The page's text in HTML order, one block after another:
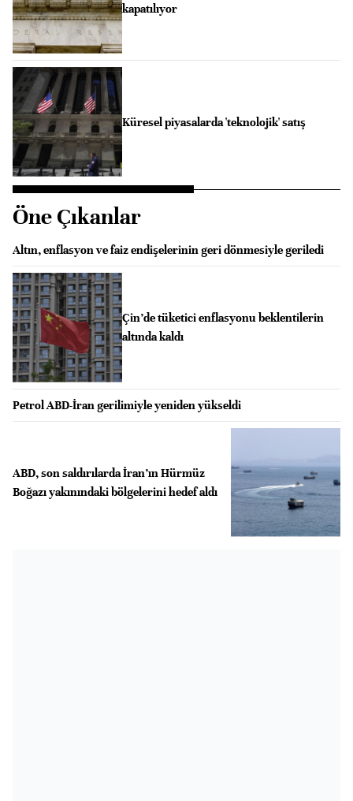
kapatılıyor
Küresel piyasalarda 'teknolojik' satış
Öne Çıkanlar
Altın, enflasyon ve faiz endişelerinin geri dönmesiyle geriledi
Çin’de tüketici enflasyonu beklentilerin
altında kaldı
Petrol ABD-İran gerilimiyle yeniden yükseldi
ABD, son saldırılarda İran’ın Hürmüz
Boğazı yakınındaki bölgelerini hedef aldı